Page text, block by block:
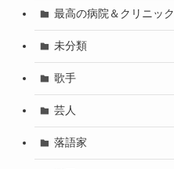
最高の病院＆クリニック
未分類
歌手
芸人
落語家